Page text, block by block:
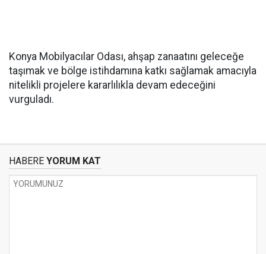
Konya Mobilyacılar Odası, ahşap zanaatını geleceğe
taşımak ve bölge istihdamına katkı sağlamak amacıyla
nitelikli projelere kararlılıkla devam edeceğini
vurguladı.
HABERE YORUM KAT